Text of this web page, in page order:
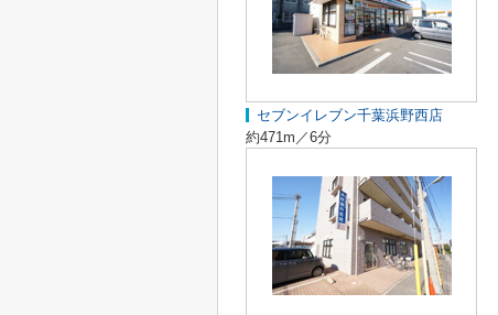
セブンイレブン千葉浜野西店
約471m／6分